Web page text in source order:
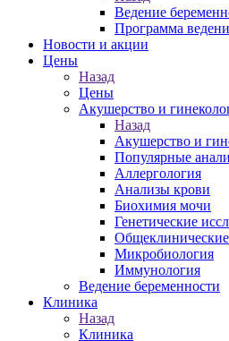
Ведение
Программа
Новости и акции
Цены
Назад
Цены
Акушерство и
Назад
Акушерство и
Популярные
Аллергология
Анализы крови
Биохимия мочи
Генетические
Микробиология
Иммунология
Ведение беременности
Клиника
Назад
Клиника